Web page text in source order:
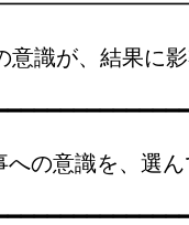
が、結果に影
意識を、選ん